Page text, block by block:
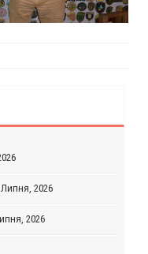
2026
2026